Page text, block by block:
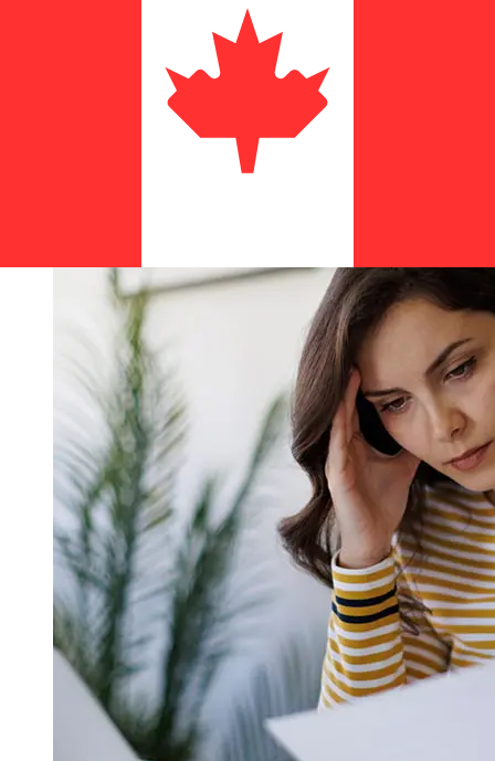
Bank Hapoalim da Israele a Canada variano in base al
metodo di pagamento e al tempismo della transazione.
Tipicamente, i bonifici bancari internazionali richiedono
da 1 a 5 giorni lavorativi. Fattori come le festività
bancarie e i controlli di sicurezza possono influire sulla
consegna. Controlla i tempi di scadenza Bank Hapoalim